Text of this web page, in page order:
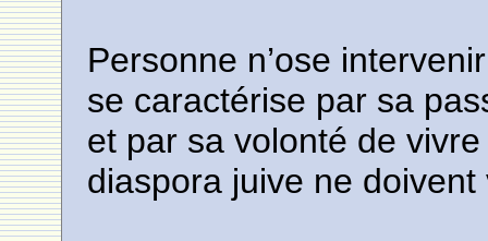
Personne n’ose
se caractérise par sa
et par sa volonté de
diaspora juive ne